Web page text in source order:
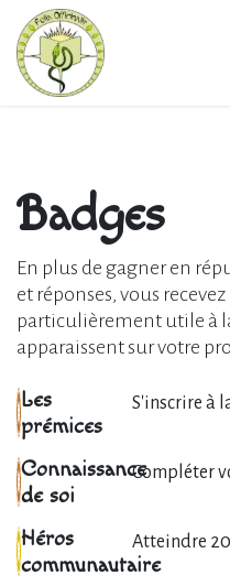
Badges
En plus de gagner en
et réponses, vous
particulièrement utile à
apparaissent sur votre
Les
prémices
S'inscrire à
Connaissance
de soi
Compléter
Héros
communautaire
Atteindre